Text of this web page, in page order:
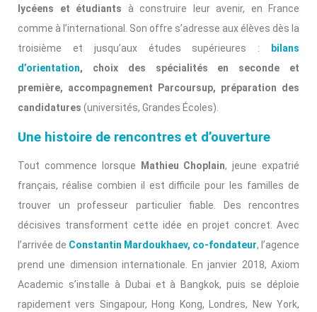
lycéens et étudiants à construire leur avenir, en France
comme à l’international. Son offre s’adresse aux élèves dès la
troisième et jusqu’aux études supérieures :
bilans
d’orientation, choix des spécialités en seconde et
première, accompagnement Parcoursup, préparation des
candidatures (universités, Grandes Écoles).
Une histoire de rencontres et d’ouverture
Tout commence lorsque Mathieu Choplain, jeune expatrié
français, réalise combien il est difficile pour les familles de
trouver un professeur particulier fiable. Des rencontres
décisives transforment cette idée en projet concret. Avec
l’arrivée de Constantin Mardoukhaev, co-fondateur, l’agence
prend une dimension internationale. En janvier 2018, Axiom
Academic s’installe à Dubai et à Bangkok, puis se déploie
rapidement vers Singapour, Hong Kong, Londres, New York,